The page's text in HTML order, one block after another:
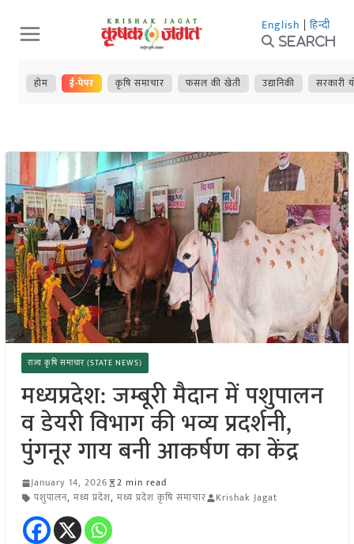
Skip
to
content
English | हिन्दी
Search
होम ई-पेपर कृषि समाचार फसल की खेती उद्यानिकी सरकारी
राज्य कृषि समाचार (STATE NEWS)
मध्यप्रदेश: जम्बूरी मैदान में पशुपालन
व डेयरी विभाग की भव्य प्रदर्शनी,
पुंगनूर गाय बनी आकर्षण का केंद्र
January 14, 2026
2 min read
पशुपालन, मध्य प्रदेश, मध्य प्रदेश कृषि समाचार Krishak Jagat